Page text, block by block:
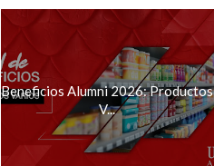
Beneficios Alumni 2026: Productos
V...